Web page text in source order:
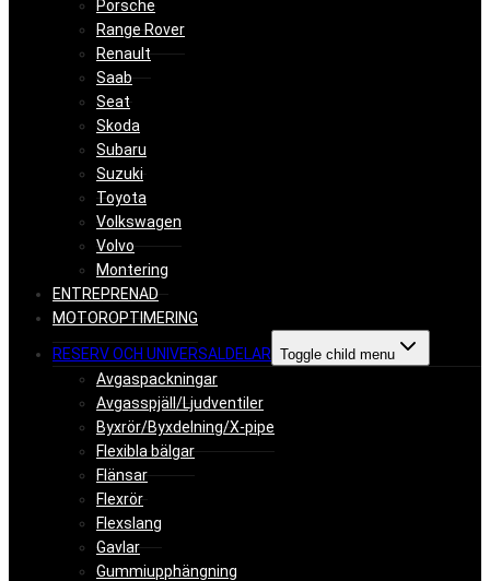
Porsche
Range Rover
Renault
Saab
Seat
Skoda
Subaru
Suzuki
Toyota
Volkswagen
Volvo
Montering
ENTREPRENAD
MOTOROPTIMERING
RESERV OCH UNIVERSALDELAR Toggle child menu
Avgaspackningar
Avgasspjäll/Ljudventiler
Byxrör/Byxdelning/X-pipe
Flexibla bälgar
Flänsar
Flexrör
Flexslang
Gavlar
Gummiupphängning